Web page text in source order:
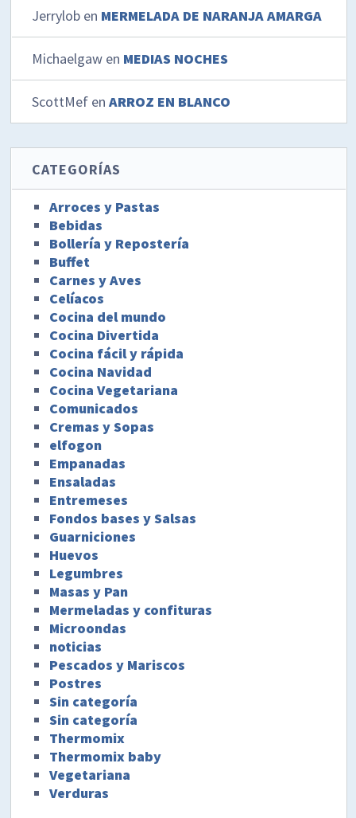
Jerrylob en MERMELADA DE NARANJA AMARGA
Michaelgaw en MEDIAS NOCHES
ScottMef enARROZ EN BLANCO
CATEGORÍAS
Arroces y Pastas
Bebidas
Bollería y Repostería
Buffet
Carnes y Aves
Celíacos
Cocina del mundo
Cocina Divertida
Cocina fácil y rápida
Cocina Navidad
Cocina Vegetariana
Comunicados
Cremas y Sopas
elfogon
Empanadas
Ensaladas
Entremeses
Fondos bases y Salsas
Guarniciones
Huevos
Legumbres
Masas y Pan
Mermeladas y confituras
Microondas
noticias
Pescados y Mariscos
Postres
Sin categoría
Sin categoría
Thermomix
Thermomix baby
Vegetariana
Verduras